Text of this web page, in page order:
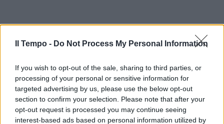
Il Tempo - Do Not Process My Personal Information
If you wish to opt-out of the sale, sharing to third parties, or
processing of your personal or sensitive information for
targeted advertising by us, please use the below opt-out
section to confirm your selection. Please note that after your
opt-out request is processed you may continue seeing
interest-based ads based on personal information utilized by